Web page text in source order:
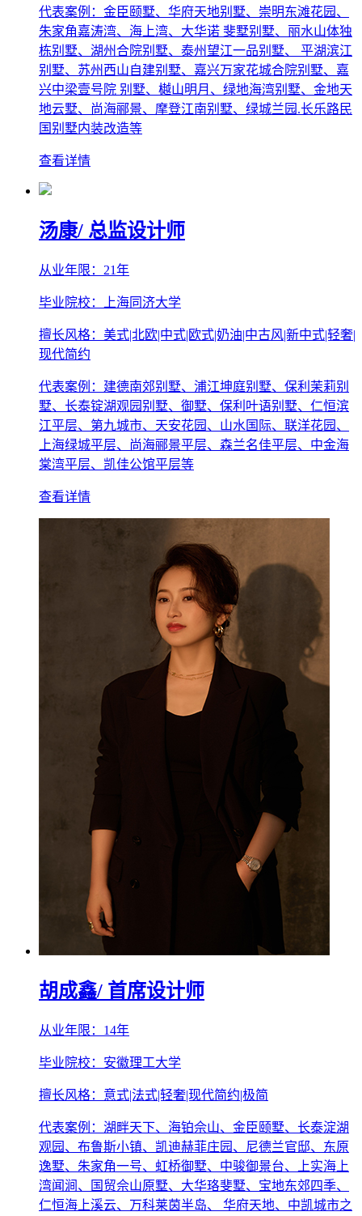
代表案例：金臣颐墅、华府天地别墅、崇明东滩花园、
朱家角嘉涛湾、海上湾、大华诺 斐墅别墅、丽水山体独
栋别墅、湖州合院别墅、泰州望江一品别墅、 平湖滨江
别墅、苏州西山自建别墅、嘉兴万家花城合院别墅、嘉
兴中梁壹号院 别墅、樾山明月、绿地海湾别墅、金地天
地云墅、尚海郦景、摩登江南别墅、绿城兰园.长乐路民
国别墅内装改造等
查看详情
汤康/ 总监设计师
从业年限：21年
毕业院校：上海同济大学
擅长风格：美式|北欧|中式|欧式|奶油|中古风|新中式|轻奢|
现代简约
代表案例：建德南郊别墅、浦江坤庭别墅、保利茉莉别
墅、长泰锭湖观园别墅、御墅、保利叶语别墅、仁恒滨
江平层、第九城市、天安花园、山水国际、联洋花园、
上海绿城平层、尚海郦景平层、森兰名佳平层、中金海
棠湾平层、凯佳公馆平层等
查看详情
胡成鑫/ 首席设计师
从业年限：14年
毕业院校：安徽理工大学
擅长风格：意式|法式|轻奢|现代简约|极简
代表案例：湖畔天下、海铂佘山、金臣颐墅、长泰淀湖
观园、布鲁斯小镇、凯迪赫菲庄园、尼德兰官邸、东原
逸墅、朱家角一号、虹桥御墅、中骏御景台、上实海上
湾闻涧、国贸佘山原墅、大华珞斐墅、宝地东郊四季、
仁恒海上溪云、万科莱茵半岛、 华府天地、中凯城市之